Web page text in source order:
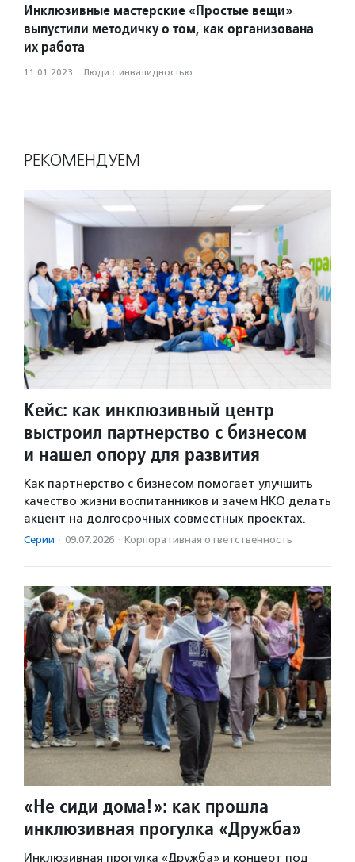
Инклюзивные мастерские «Простые вещи»
выпустили методичку о том, как организована
их работа
11.01.2023 · Люди с инвалидностью
РЕКОМЕНДУЕМ
Кейс: как инклюзивный центр
выстроил партнерство с бизнесом
и нашел опору для развития
Как партнерство с бизнесом помогает улучшить
качество жизни воспитанников и зачем НКО делать
акцент на долгосрочных совместных проектах.
Серии · 09.07.2026 · Корпоративная ответственность
«Не сиди дома!»: как прошла
инклюзивная прогулка «Дружба»
Инклюзивная прогулка «Дружба» и концерт под